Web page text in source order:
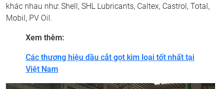
khác nhau như: Shell, SHL Lubricants, Caltex, Castrol, Total,
Mobil, PV Oil.
Xem thêm:
Các thương hiệu dầu cắt gọt kim loại tốt nhất tại
Việt Nam